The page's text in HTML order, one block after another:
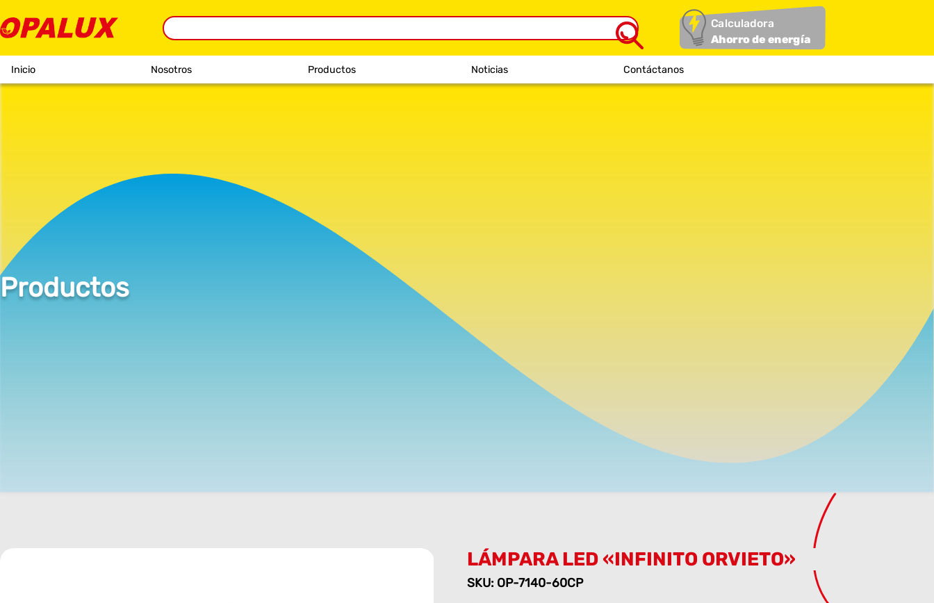
Calculadora
Ahorro de energía
Inicio Nosotros Productos Noticias Contáctanos
Productos
LÁMPARA LED «INFINITO ORVIETO»
SKU: OP-7140-60CP